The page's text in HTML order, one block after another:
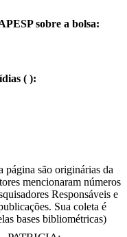
sobre a bolsa:
( ):
página são originárias da
mencionaram números
Responsáveis e
Sua coleta é
bases bibliométricas)